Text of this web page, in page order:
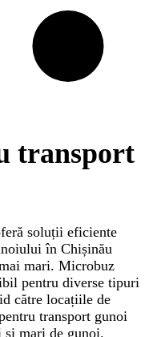
transport
soluții eficiente
în Chișinău
mari. Microbuz
pentru diverse tipuri
către locațiile de
transport gunoi
și mari de gunoi.